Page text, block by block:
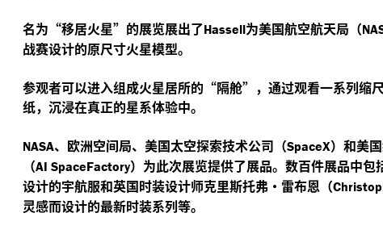
名为“移居火星”的展览展出了Hassell为美国航空航天局（
战赛设计的原尺寸火星模型。
参观者可以进入组成火星居所的“隔舱”，通过观看一系列缩
纸，沉浸在真正的星系体验中。
NASA、欧洲空间局、美国太空探索技术公司（SpaceX）和美
（AI SpaceFactory）为此次展览提供了展品。数百件展品中包
设计的宇航服和英国时装设计师克里斯托弗·雷布恩（
灵感而设计的最新时装系列等。